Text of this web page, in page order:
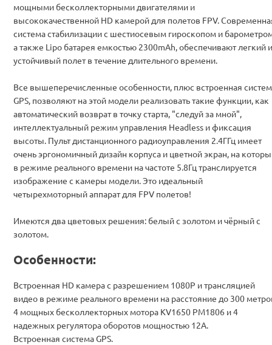
мощными бесколлекторными двигателями и
высококачественной HD камерой для полетов FPV.
система стабилизации с шестиосевым гироскопом и
а также Lipo батарея емкостью 2300mAh, обеспечивают легкий и
устойчивый полет в течение длительного времени.
Все вышеперечисленные особенности, плюс встроенная
GPS, позволяют на этой модели реализовать такие функции, как
автоматический возврат в точку старта, "следуй за мной",
интеллектуальный режим управления Headless и фиксация
высоты. Пульт дистанционного радиоуправления 2.4ГГц имеет
очень эргономичный дизайн корпуса и цветной экран, на
в режиме реального времени на частоте 5.8Гц транслируется
изображение с камеры модели. Это идеальный
четырехмоторный аппарат для FPV полетов!
Имеются два цветовых решения: белый с золотом и чёрный с
золотом.
Особенности:
Встроенная HD камера с разрешением 1080P и трансляцией
видео в режиме реального времени на расстояние до 300
4 мощных бесколлекторных мотора KV1650 PM1806 и 4
надежных регулятора оборотов мощностью 12A.
Встроенная система GPS.